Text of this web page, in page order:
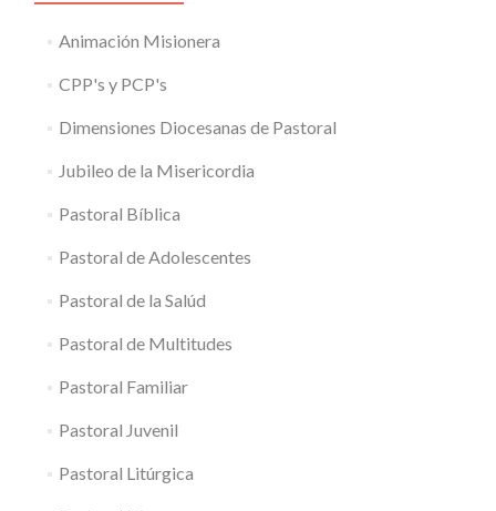
Animación Misionera
CPP's y PCP's
Dimensiones Diocesanas de Pastoral
Jubileo de la Misericordia
Pastoral Bíblica
Pastoral de Adolescentes
Pastoral de la Salúd
Pastoral de Multitudes
Pastoral Familiar
Pastoral Juvenil
Pastoral Litúrgica